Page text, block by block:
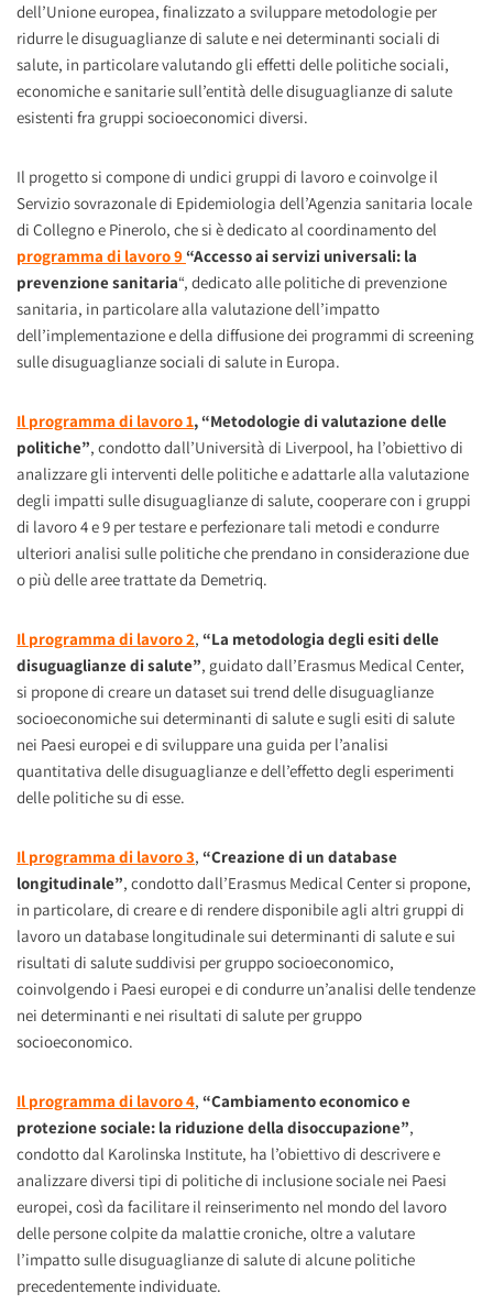
dell’Unione europea, finalizzato a sviluppare metodologie per
ridurre le disuguaglianze di salute e nei determinanti sociali di
salute, in particolare valutando gli effetti delle politiche sociali,
economiche e sanitarie sull’entità delle disuguaglianze di salute
esistenti fra gruppi socioeconomici diversi.
Il progetto si compone di undici gruppi di lavoro e coinvolge il
Servizio sovrazonale di Epidemiologia dell’Agenzia sanitaria locale
di Collegno e Pinerolo, che si è dedicato al coordinamento del
programma di lavoro 9“Accesso ai servizi universali: la
prevenzione sanitaria“, dedicato alle politiche di prevenzione
sanitaria, in particolare alla valutazione dell’impatto
dell’implementazione e della diffusione dei programmi di screening
sulle disuguaglianze sociali di salute in Europa.
Il programma di lavoro 1, “Metodologie di valutazione delle
politiche”, condotto dall’Università di Liverpool, ha l’obiettivo di
analizzare gli interventi delle politiche e adattarle alla valutazione
degli impatti sulle disuguaglianze di salute, cooperare con i gruppi
di lavoro 4 e 9 per testare e perfezionare tali metodi e condurre
ulteriori analisi sulle politiche che prendano in considerazione due
o più delle aree trattate da Demetriq.
Il programma di lavoro 2, “La metodologia degli esiti delle
disuguaglianze di salute”, guidato dall’Erasmus Medical Center,
si propone di creare un dataset sui trend delle disuguaglianze
socioeconomiche sui determinanti di salute e sugli esiti di salute
nei Paesi europei e di sviluppare una guida per l’analisi
quantitativa delle disuguaglianze e dell’effetto degli esperimenti
delle politiche su di esse.
Il programma di lavoro 3, “Creazione di un database
longitudinale”, condotto dall’Erasmus Medical Center si propone,
in particolare, di creare e di rendere disponibile agli altri gruppi di
lavoro un database longitudinale sui determinanti di salute e sui
risultati di salute suddivisi per gruppo socioeconomico,
coinvolgendo i Paesi europei e di condurre un’analisi delle tendenze
nei determinanti e nei risultati di salute per gruppo
socioeconomico.
Il programma di lavoro 4, “Cambiamento economico e
protezione sociale: la riduzione della disoccupazione”,
condotto dal Karolinska Institute, ha l’obiettivo di descrivere e
analizzare diversi tipi di politiche di inclusione sociale nei Paesi
europei, così da facilitare il reinserimento nel mondo del lavoro
delle persone colpite da malattie croniche, oltre a valutare
l’impatto sulle disuguaglianze di salute di alcune politiche
precedentemente individuate.